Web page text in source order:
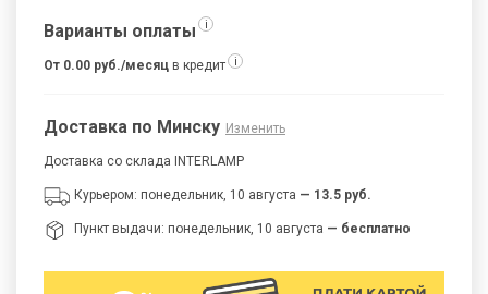
Варианты оплаты i
От 0.00 руб./месяц в кредит i
Доставка по Минску Изменить
Доставка со склада INTERLAMP
Курьером: понедельник, 10 августа — 13.5 руб.
Пункт выдачи: понедельник, 10 августа — бесплатно